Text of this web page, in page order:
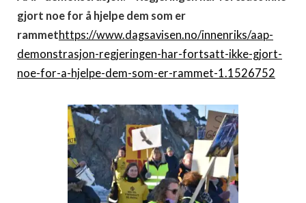
gjort noe for å hjelpe dem som er
rammethttps://www.dagsavisen.no/innenriks/aap-
demonstrasjon-regjeringen-har-fortsatt-ikke-gjort-
noe-for-a-hjelpe-dem-som-er-rammet-1.1526752